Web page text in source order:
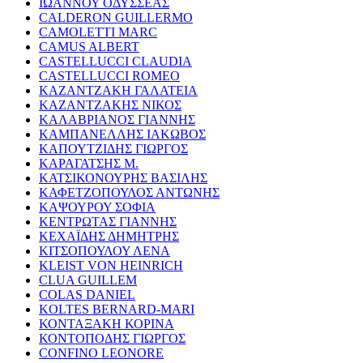
ΙΩΑΝΝΟΥ ΟΔΥΣΣΕΑΣ
CALDERON GUILLERMO
CAMOLETTI MARC
CAMUS ALBERT
CASTELLUCCI CLAUDIA
CASTELLUCCI ROMEO
ΚΑΖΑΝΤΖΑΚΗ ΓΑΛΑΤΕΙΑ
ΚΑΖΑΝΤΖΑΚΗΣ ΝΙΚΟΣ
ΚΑΛΑΒΡΙΑΝΟΣ ΓΙΑΝΝΗΣ
ΚΑΜΠΑΝΕΛΛΗΣ ΙΑΚΩΒΟΣ
ΚΑΠΟΥΤΖΙΔΗΣ ΓΙΩΡΓΟΣ
ΚΑΡΑΓΑΤΣΗΣ Μ.
ΚΑΤΣΙΚΟΝΟΥΡΗΣ ΒΑΣΙΛΗΣ
ΚΑΦΕΤΖΟΠΟΥΛΟΣ ΑΝΤΩΝΗΣ
ΚΑΨΟΥΡΟΥ ΣΟΦΙΑ
ΚΕΝΤΡΩΤΑΣ ΓΙΑΝΝΗΣ
ΚΕΧΑΪΔΗΣ ΔΗΜΗΤΡΗΣ
ΚΙΤΣΟΠΟΥΛΟΥ ΛΕΝΑ
KLEIST VON HEINRICH
CLUA GUILLEM
COLAS DANIEL
KOLTES BERNARD-MARI
ΚΟΝΤΑΞΑΚΗ ΚΟΡΙΝΑ
ΚΟΝΤΟΠΟΔΗΣ ΓΙΩΡΓΟΣ
CONFINO LEONORE